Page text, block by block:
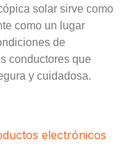
solar sirve como
como un lugar
de
conductores que
y cuidadosa.
electrónicos